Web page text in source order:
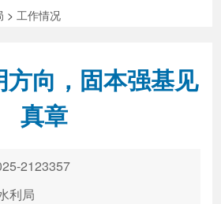
解读回应
>工作情况
方向，固本强基见
真章
2123357
利局